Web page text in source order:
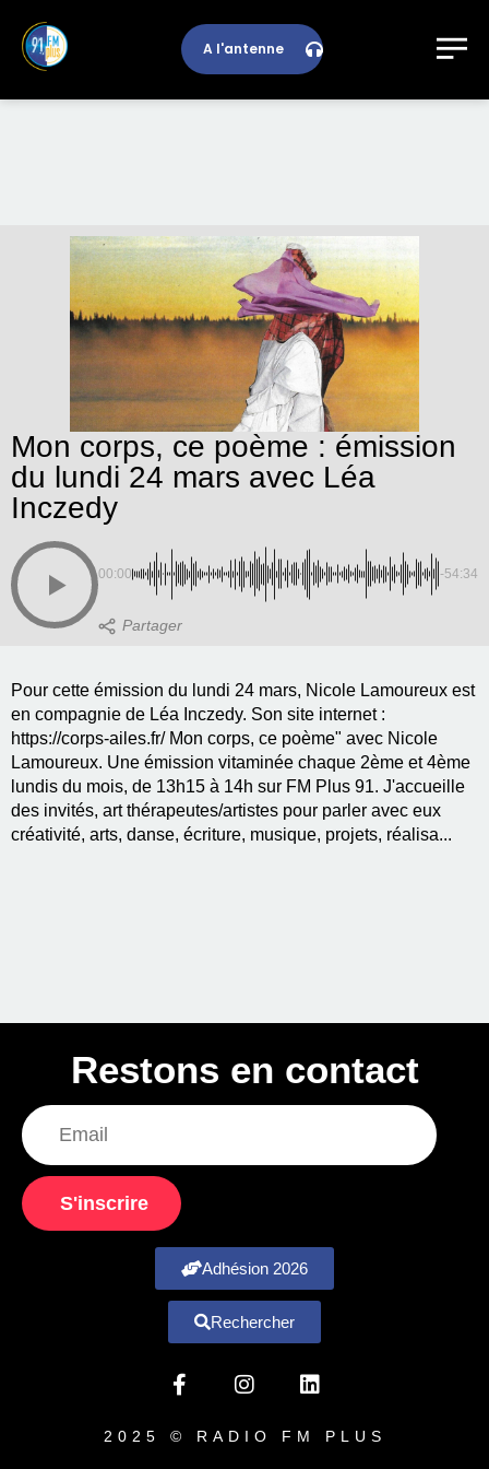
A l'antenne
Mon corps, ce poème : émission
du lundi 24 mars avec Léa
Inczedy
00:00 -54:34
Pour cette émission du lundi 24 mars, Nicole Lamoureux est
en compagnie de Léa Inczedy. Son site internet :
https://corps-ailes.fr/ Mon corps, ce poème" avec Nicole
Lamoureux. Une émission vitaminée chaque 2ème et 4ème
lundis du mois, de 13h15 à 14h sur FM Plus 91. J'accueille
des invités, art thérapeutes/artistes pour parler avec eux
créativité, arts, danse, écriture, musique, projets, réalisa...
Restons en contact
S'inscrire
Adhésion 2026
Rechercher
2025 © RADIO FM PLUS